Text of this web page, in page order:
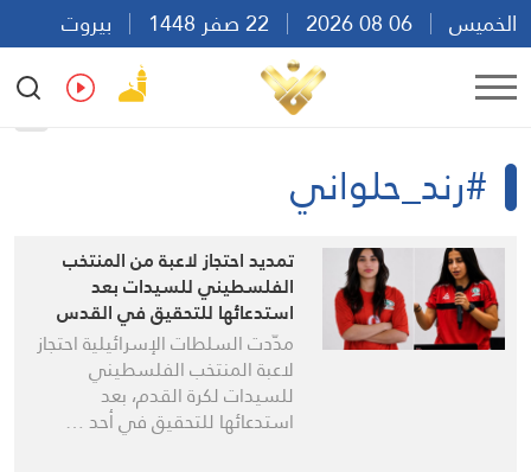
الخميس
بيروت
22:45
Ar
#رند_حلواني
تمديد احتجاز لاعبة من المنتخب
الفلسطيني للسيدات بعد
استدعائها للتحقيق في القدس
مدّدت السلطات الإسرائيلية احتجاز
لاعبة المنتخب الفلسطيني
للسيدات لكرة القدم، بعد
استدعائها للتحقيق في أحد …